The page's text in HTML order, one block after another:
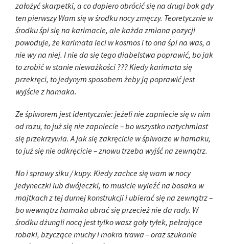
założyć skarpetki, a co dopiero obrócić się na drugi bok gdy
ten pierwszy Wam się w środku nocy zmęczy. Teoretycznie w
środku śpi się na karimacie, ale każda zmiana pozycji
powoduje, że karimata leci w kosmos i to ona śpi na was, a
nie wy na niej. I nie da się tego diabelstwa poprawić, bo jak
to zrobić w stanie nieważkości ??? Kiedy karimata się
przekręci, to jedynym sposobem żeby ją poprawić jest
wyjście z hamaka.
Ze śpiworem jest identycznie: jeżeli nie zapniecie się w nim
od razu, to już się nie zapniecie – bo wszystko natychmiast
się przekrzywia. A jak się zakręcicie w śpiworze w hamaku,
to już się nie odkręcicie – znowu trzeba wyjść na zewnątrz.
No i sprawy siku / kupy. Kiedy zachce się wam w nocy
jedyneczki lub dwójeczki, to musicie wyleźć na bosaka w
majtkach z tej durnej konstrukcji i ubierać się na zewnątrz –
bo wewnątrz hamaka ubrać się przecież nie da rady. W
środku dżungli nocą jest tylko wasz goły tyłek, pełzające
robaki, bzyczące muchy i mokra trawa – oraz szukanie